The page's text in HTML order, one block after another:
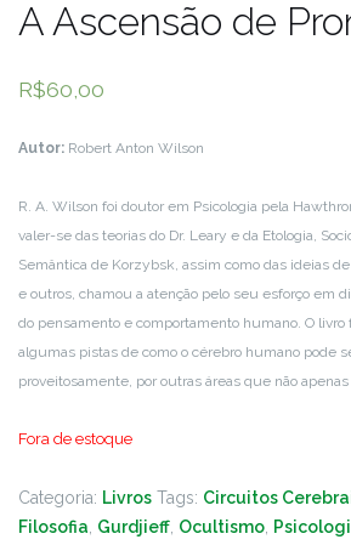
A Ascensão de
R$60,00
Autor: Robert Anton Wilson
R. A. Wilson foi doutor em Psicologia pela
valer-se das teorias do Dr. Leary e da Etologia,
Semântica de Korzybsk, assim como das ideias
e outros, chamou a atenção pelo seu esforço em
do pensamento e comportamento humano. O livro
algumas pistas de como o cérebro humano pode
proveitosamente, por outras áreas que não apenas
Fora de estoque
Categoria: Livros Tags: Circuitos
Filosofia Gurdjieff Ocultismo